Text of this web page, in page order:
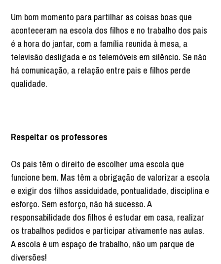
Um bom momento para partilhar as coisas boas que
aconteceram na escola dos filhos e no trabalho dos pais
é a hora do jantar, com a família reunida à mesa, a
televisão desligada e os telemóveis em silêncio. Se não
há comunicação, a relação entre pais e filhos perde
qualidade.
Respeitar os professores
Os pais têm o direito de escolher uma escola que
funcione bem. Mas têm a obrigação de valorizar a escola
e exigir dos filhos assiduidade, pontualidade, disciplina e
esforço. Sem esforço, não há sucesso. A
responsabilidade dos filhos é estudar em casa, realizar
os trabalhos pedidos e participar ativamente nas aulas.
A escola é um espaço de trabalho, não um parque de
diversões!